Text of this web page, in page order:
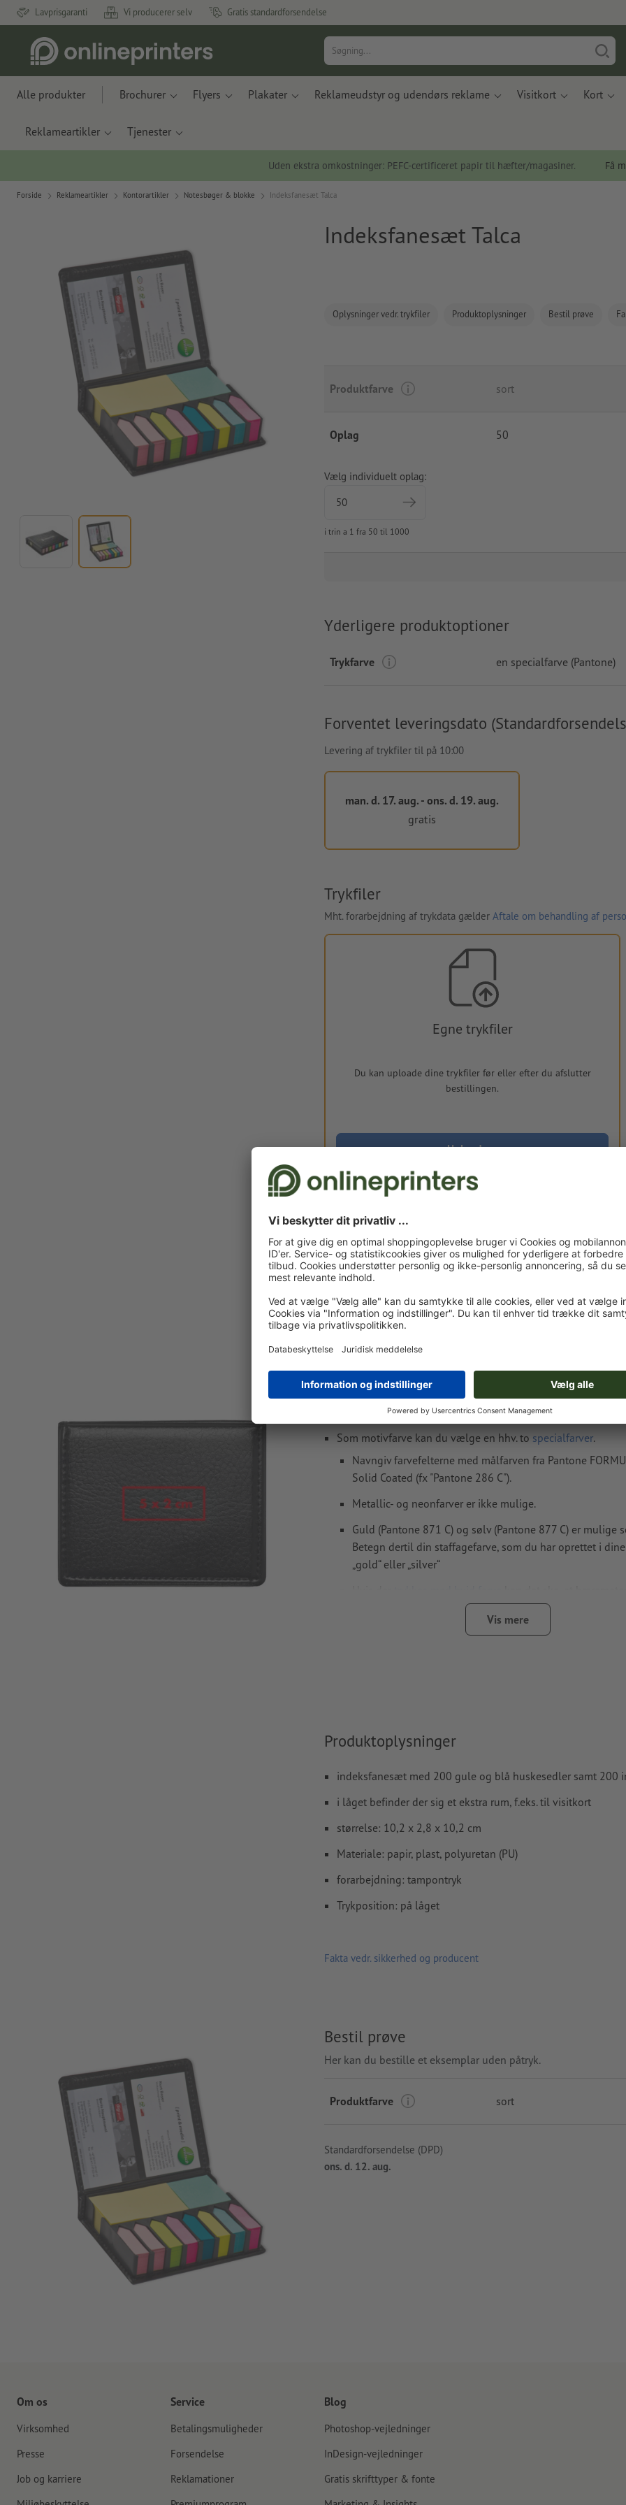
Lavprisgaranti Vi producerer selv Gratis standardforsendelse
Alle produkter Brochurer Flyers Plakater Reklameudstyr og udendørs reklame Visitkort Kort
Reklameartikler Tjenester
Uden ekstra omkostninger: PEFC-certificeret papir til hæfter/magasiner. Få
Forside Reklameartikler Kontorartikler Notesbøger & blokke Indeksfanesæt Talca
Indeksfanesæt Talca
Oplysninger vedr. trykfiler Produktoplysninger Bestil prøve
Produktfarve sort
Oplag 50
Vælg individuelt oplag:
i trin a 1 fra 50 til 1000
Yderligere produktoptioner
Trykfarve en specialfarve (Pantone)
Forventet leveringsdato
Levering af trykfiler til på 10:00
man. d. 17. aug. - ons. d. 19. aug.
gratis
Trykfiler
Mht. forarbejdning af trykdata gælder Aftale om behandling af
Egne trykfiler
Du kan uploade dine trykfiler før eller efter du afslutter
bestillingen.
Upload nu
Leveres ca.:
man. d. 17. aug. - ons. d. 19. aug.
Vægt: ca.12,25 kg
Oplysninger vedr. trykfiler Indeksfanesæt
Dataformat: 5 x 2 cm
Som motivfarve kan du vælge en hhv. to specialfarver.
Navngiv farvefelterne med målfarven fra Pantone
Solid Coated (fx "Pantone 286 C").
Metallic- og neonfarver er ikke mulige.
Guld (Pantone 871 C) og sølv (Pantone 877 C) er mulige
Betegn dertil din staffagefarve, som du har oprettet i
„gold“ eller „silver“
Den trykklare PDF må kun indeholde vektorer; JPEG-
Vis mere
Produktoplysninger
indeksfanesæt med 200 gule og blå huskesedler samt 200
i låget befinder der sig et ekstra rum, f.eks. til visitkort
størrelse: 10,2 x 2,8 x 10,2 cm
Materiale: papir, plast, polyuretan (PU)
forarbejdning: tampontryk
Trykposition: på låget
Fakta vedr. sikkerhed og producent
Bestil prøve
Her kan du bestille et eksemplar uden påtryk.
Produktfarve sort
Standardforsendelse (DPD)
ons. d. 12. aug.
Om os
Virksomhed
Presse
Job og karriere
Service
Betalingsmuligheder
Forsendelse
Reklamationer
Blog
Photoshop-vejledninger
InDesign-vejledninger
Gratis skrifttyper & fonte